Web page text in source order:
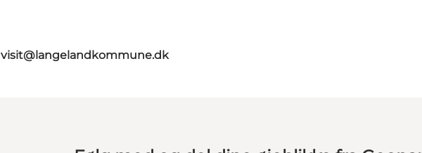
visit@langelandkommune.dk